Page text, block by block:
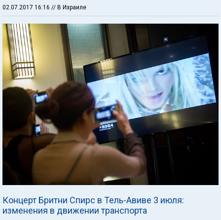
02.07.2017 16:16 // В Израиле
Концерт Бритни Спирс в Тель-Авиве 3 июля:
изменения в движении транспорта